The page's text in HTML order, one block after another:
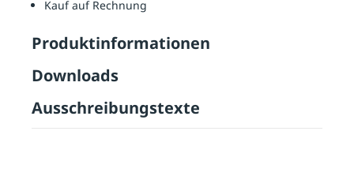
Kauf auf Rechnung
Produktinformationen
Downloads
Ausschreibungstexte